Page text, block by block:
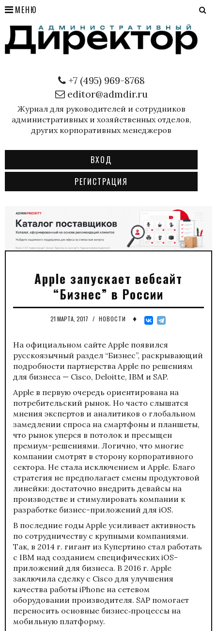
МЕНЮ
+7 (495) 969-8768
editor@admdir.ru
Журнал для руководителей и сотрудников
административных и хозяйственных отделов,
других корпоративных менеджеров
ВХОД
РЕГИСТРАЦИЯ
Apple запускает вебсайт
“Бизнес” в России
21 МАРТА, 2017 / НОВОСТИ ♦
На официальном сайте Apple появился
русскоязычный раздел “Бизнес”, раскрывающий
подробности партнерства Apple по решениям
для бизнеса — Cisco, Deloitte, IBM и SAP.
Apple в первую очередь ориентирована на
потребительский рынок. Но часто слышатся
мнения экспертов и аналитиков о глобальном
замедлении спроса на смартфоны и планшеты,
что рынок уперся в потолок и пресыщен
премиум-решениями. Логично, что многие
компании смотрят в сторону корпоративного
сектора. Не стала исключением и Apple. Благо
стратегия не предполагает смены продуктовой
линейки: достаточно внедрить девайсы на
производстве и стимулировать компании к
разработке бизнес-приложений для iOS.
В последние годы Apple усиливает активность
по сотрудничеству с крупными компаниями.
Так, в 2014 г. гигант из Купертино стал работать
с IBM над созданием специфических iOS-
приложений для бизнеса. В 2016 г. Apple
заключила сделку с Cisco для улучшения
качества работы iPhone на сетевом
оборудовании производителя. SAP помогает
переносить основные бизнес‑процессы на
мобильную платформу.